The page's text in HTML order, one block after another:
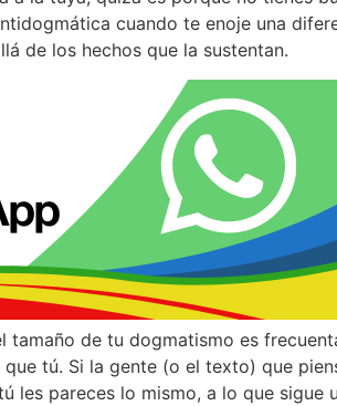
cuando te enoje una
de los hechos que la sustentan.
tamaño de tu dogmatismo es
tú. Si la gente (o el texto) que
les pareces lo mismo, a lo que sigue